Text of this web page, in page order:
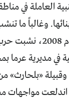
العاملة في
وغالباً ما
تتنازع حول
وفي كانون الثاني/يناير